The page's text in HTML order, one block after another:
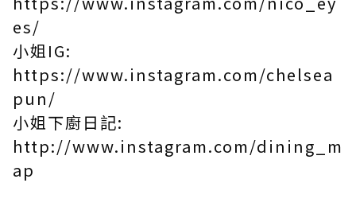
es/
小姐IG:
https://www.instagram.com/chelsea
pun/
小姐下廚日記:
http://www.instagram.com/dining_m
ap